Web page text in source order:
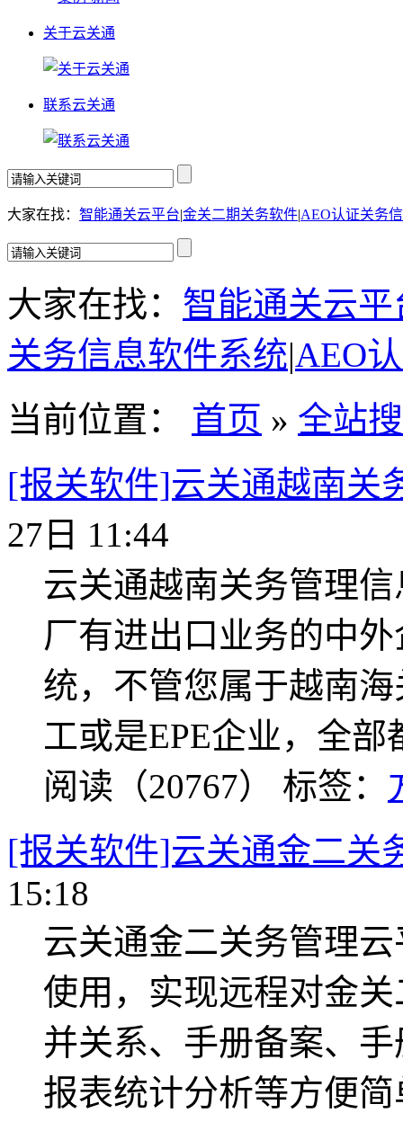
关于云关通
联系云关通
大家在找： 智能通关云平台|金关二期关务软件|AEO认证关务
大家在找： 智能通关云平
关务信息软件系统|AEO
当前位置：
首页 » 全站
[报关软件]云关通越南关
27日 11:44
云关通越南关务管理
厂有进出口业务的中
统，不管您属于越南
工或是EPE企业，全部
阅读（20767） 标签：
[报关软件]云关通金二关
15:18
云关通金二关务管理
使用，实现远程对金
并关系、手册备案、
报表统计分析等方便